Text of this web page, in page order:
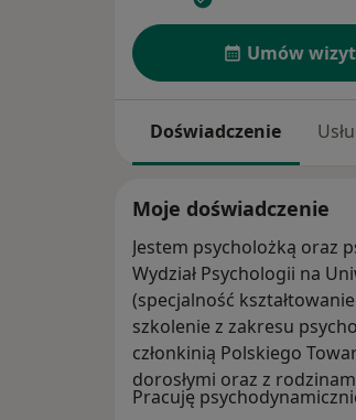
Umów
Doświadczenie
Moje doświadczenie
Jestem psycholożką oraz
Wydział Psychologii na
(specjalność
szkolenie z zakresu
członkinią Polskiego
dorosłymi oraz z
Pracuję